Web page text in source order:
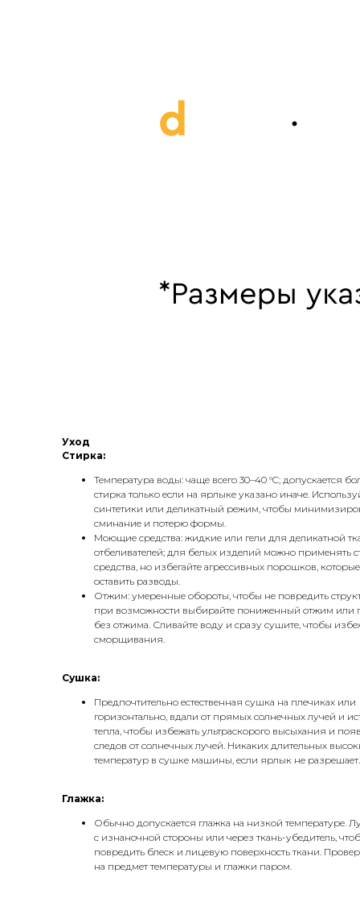
Уход
Стирка:
Температура воды: чаще всего 30–40 °C; допускается
стирка только если на ярлыке указано иначе.
синтетики или деликатный режим, чтобы
сминание и потерю формы.​
Моющие средства: жидкие или гели для деликатной
отбеливателей; для белых изделий можно применять
средства, но избегайте агрессивных порошков,
оставить разводы.​
Отжим: умеренные обороты, чтобы не повредить
при возможности выбирайте пониженный отжим или
без отжима. Сливайте воду и сразу сушите, чтобы
сморщивания.​
Сушка:
Предпочтительно естественная сушка на плечиках или
горизонтально, вдали от прямых солнечных лучей и
тепла, чтобы избежать ультраскорого высыхания и
следов от солнечных лучей. Никаких длительных
температур в сушке машины, если ярлык не разрешает.​
Глажка:
Обычно допускается глажка на низкой температуре.
с изнаночной стороны или через ткань-убедитель,
повредить блеск и лицевую поверхность ткани.
на предмет температуры и глажки паром.​